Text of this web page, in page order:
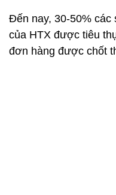
Đến nay, 30-50% các
của HTX được tiêu
đơn hàng được chốt